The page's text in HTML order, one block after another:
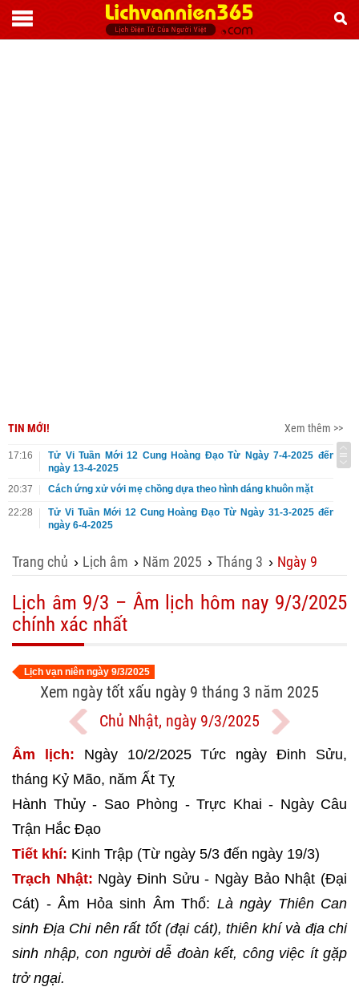
TIN MỚI! Xem thêm >>
17:16
Tử Vi Tuần Mới 12 Cung Hoàng Đạo Từ Ngày 7-4-2025 đến
ngày 13-4-2025
20:37
Cách ứng xử với mẹ chồng dựa theo hình dáng khuôn mặt
22:28
Tử Vi Tuần Mới 12 Cung Hoàng Đạo Từ Ngày 31-3-2025 đến
ngày 6-4-2025
Trang chủ › Lịch âm › Năm 2025 › Tháng 3 › Ngày 9
Lịch âm 9/3 – Âm lịch hôm nay 9/3/2025
chính xác nhất
Lịch vạn niên ngày 9/3/2025
Xem ngày tốt xấu ngày 9 tháng 3 năm 2025
Chủ Nhật, ngày 9/3/2025
Âm lịch: Ngày 10/2/2025 Tức ngày Đinh Sửu,
tháng Kỷ Mão, năm Ất Tỵ
Hành Thủy - Sao Phòng - Trực Khai - Ngày Câu
Trận Hắc Đạo
Tiết khí: Kinh Trập (Từ ngày 5/3 đến ngày 19/3)
Trạch Nhật: Ngày Đinh Sửu - Ngày Bảo Nhật (Đại
Cát) - Âm Hỏa sinh Âm Thổ: Là ngày Thiên Can
sinh Địa Chi nên rất tốt (đại cát), thiên khí và địa chi
sinh nhập, con người dễ đoàn kết, công việc ít gặp
trở ngại.